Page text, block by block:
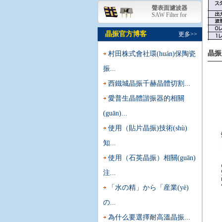
聲表面濾波器
SAW Filter for
晶振官方博客 更多>>
村田株式會社環(huán)保陶瓷
振...
西鐵城晶振千赫晶體切割...
愛普生晶體諧振器的相關
(guān)...
使用（貼片晶振)技術(shù)
知...
使用（石英晶振）相關(guān)
注...
「水の精」から「産業(yè)
の...
為什么要選擇耐高溫晶振...
晶